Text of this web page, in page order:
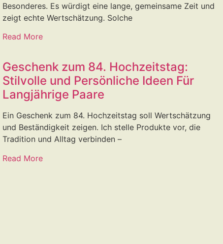
Besonderes. Es würdigt eine lange, gemeinsame Zeit und
zeigt echte Wertschätzung. Solche
Read More
Geschenk zum 84. Hochzeitstag:
Stilvolle und Persönliche Ideen Für
Langjährige Paare
Ein Geschenk zum 84. Hochzeitstag soll Wertschätzung
und Beständigkeit zeigen. Ich stelle Produkte vor, die
Tradition und Alltag verbinden –
Read More